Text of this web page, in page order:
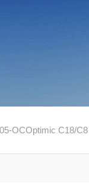
OCOptimic C18/C8